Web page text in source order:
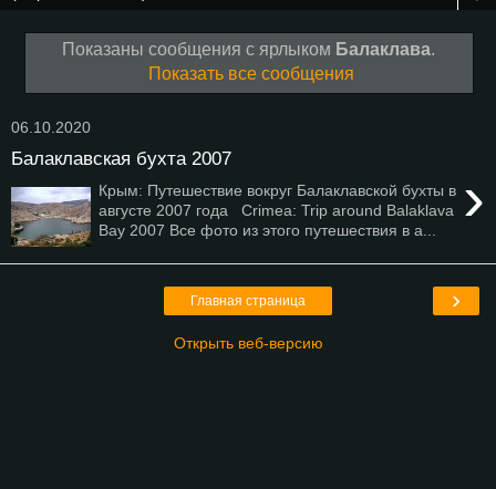
Показаны сообщения с ярлыком Балаклава.
Показать все сообщения
06.10.2020
Балаклавская бухта 2007
›
Крым: Путешествие вокруг Балаклавской бухты в
августе 2007 года Crimea: Trip around Balaklava
Bay 2007 Все фото из этого путешествия в а...
›
Главная страница
Открыть веб-версию